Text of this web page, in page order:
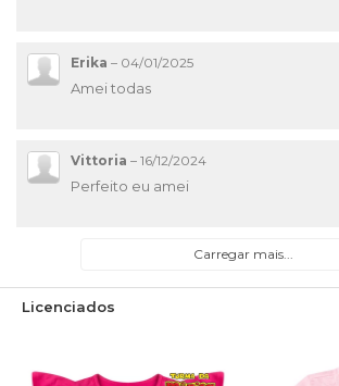
Erika – 04/01/2025
Amei todas
Vittoria – 16/12/2024
Perfeito eu amei
Carregar mais...
Licenciados